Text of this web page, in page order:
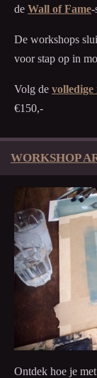
de Wall of Fame-
De workshops
voor stap op in
Volg de volledige
€150,-
WORKSHOP
Ontdek hoe je